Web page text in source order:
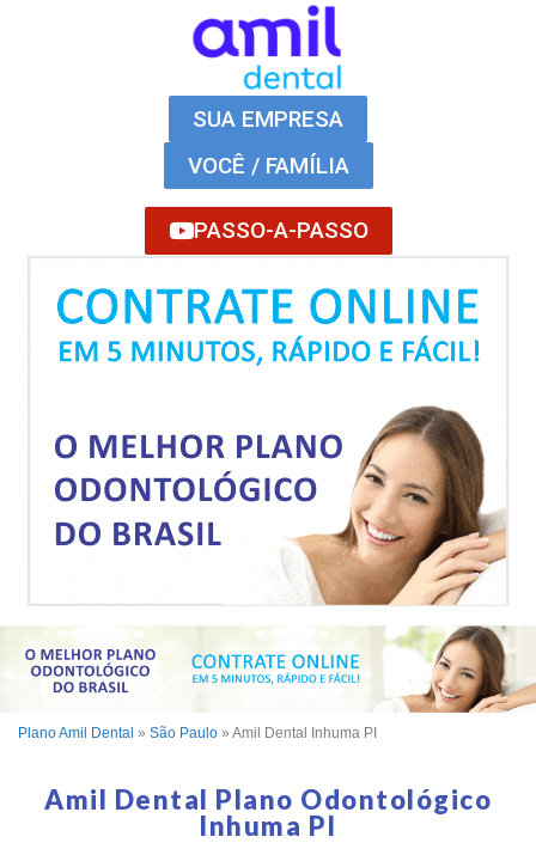
SUA EMPRESA
VOCÊ / FAMÍLIA
PASSO-A-PASSO
Plano Amil Dental » São Paulo » Amil Dental Inhuma PI
Amil Dental Plano Odontológico
Inhuma PI